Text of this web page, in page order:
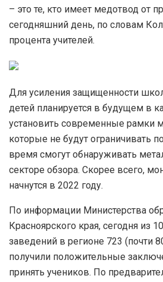
– это те, кто имеет медотвод от
сегодняшний день, по словам
процента учителей.
Для усиления защищенности
детей планируется в будущем в
установить современные рамки
которые не будут ограничивать
время смогут обнаруживать
секторе обзора. Скорее всего,
начнутся в 2022 году.
По информации Министерства
Красноярского края, сегодня из
заведений в регионе 723 (почти
получили положительные
принять учеников. По